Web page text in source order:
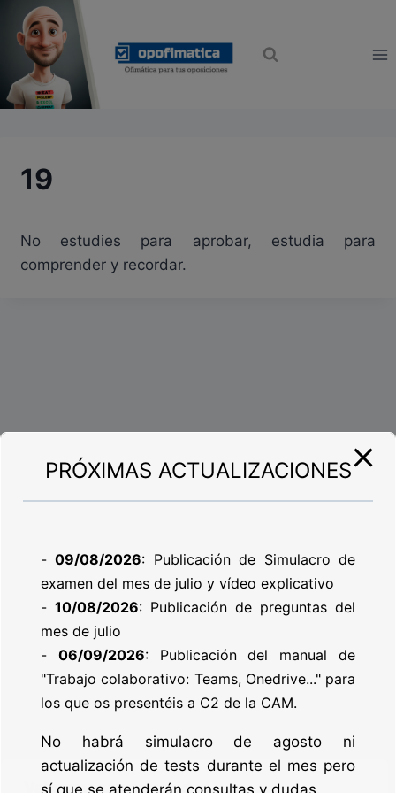
Valoramos tu privacidad
Saltar
contenido
19
No estudies para aprobar, estudia para
comprender y recordar.
POLÍTICA DE COOKIES
PRÓXIMAS ACTUALIZACIONES
-09/08/2026: Publicación de Simulacro de
examen del mes de julio y vídeo explicativo
- 10/08/2026: Publicación de preguntas del
mes de julio
- 06/09/2026: Publicación del manual de
"Trabajo colaborativo: Teams, Onedrive..." para
los que os presentéis a C2 de la CAM.
No habrá simulacro de agosto ni
actualización de tests durante el mes pero
sí que se atenderán consultas y dudas.